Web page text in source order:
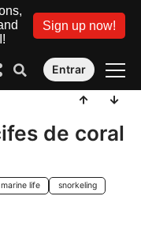
Sign up now!
Entrar
de coral
marine life
snorkeling